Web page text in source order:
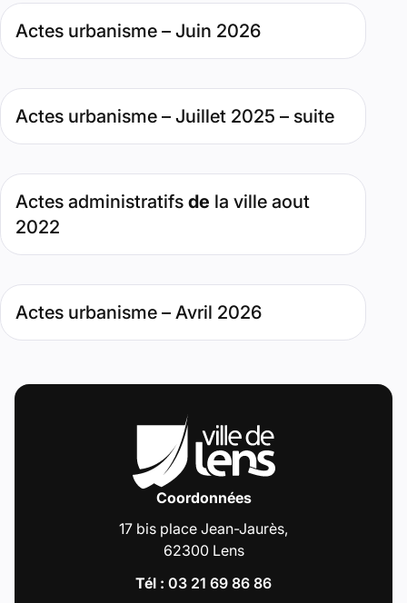
Actes urbanisme – Juin 2026
Type de contenu : Page. Date : juin 2, 2026. Pertinence :
Actes urbanisme – Juillet 2025 – suite
Type de contenu : Page. Date : août 1, 2025. Pertinence :
Actes administratifs de la ville aout
2022
Type de contenu : Page. Date : septembre 19, 2022.
Actes urbanisme – Avril 2026
Type de contenu : Page. Date : avril 14, 2026. Pertinence :
Coordonnées
17 bis place Jean-Jaurès,
62300 Lens
Tél : 03 21 69 86 86